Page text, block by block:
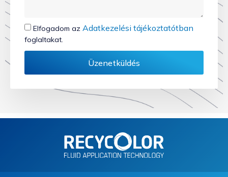
Elfogadom az Adatkezelési tájékoztatótban
foglaltakat.
Üzenetküldés